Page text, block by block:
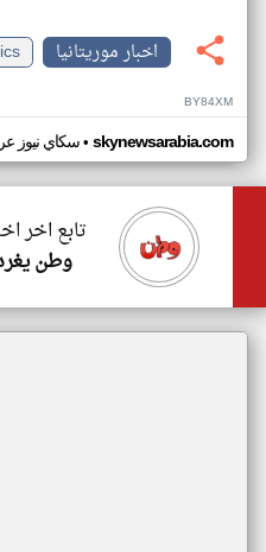
اخبار موريتانيا
BY84XM
سكاي نيوز• skynewsarabia.com
تابع اخر
وطن